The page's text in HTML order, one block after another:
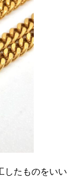
したものをいい